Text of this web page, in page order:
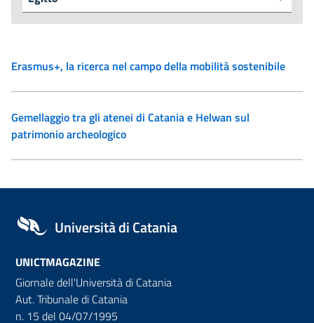
Erasmus+, la ricerca nel campo della mobilità sostenibile
Gemellaggio tra gli atenei di Catania e Helwan sul
patrimonio archeologico
Università di Catania
UNICTMAGAZINE
Giornale dell'Università di Catania
Aut. Tribunale di Catania
n. 15 del 04/07/1995